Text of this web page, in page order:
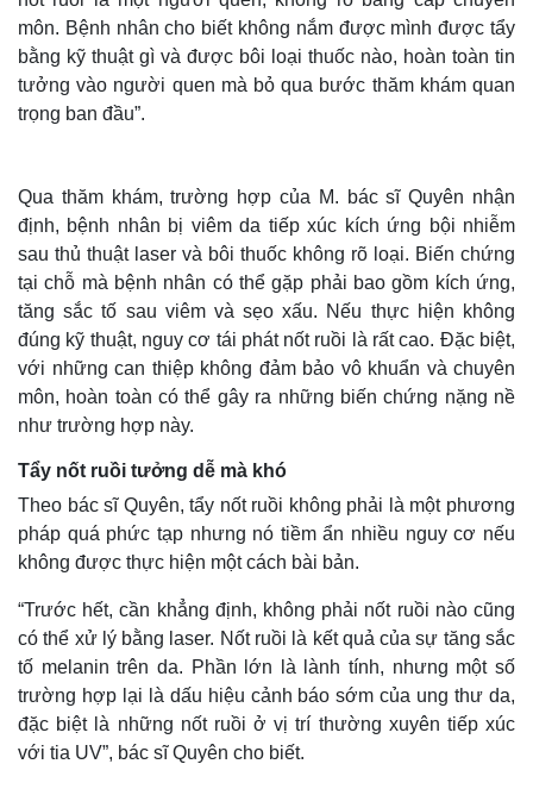
Thế giới
Cuộc sống đó đây
Multimedia
Infographic
môn. Bệnh nhân cho biết không nắm được mình được tẩy
bằng kỹ thuật gì và được bôi loại thuốc nào, hoàn toàn tin
tưởng vào người quen mà bỏ qua bước thăm khám quan
trọng ban đầu”.
Qua thăm khám, trường hợp của M. bác sĩ Quyên nhận
định, bệnh nhân bị viêm da tiếp xúc kích ứng bội nhiễm
sau thủ thuật laser và bôi thuốc không rõ loại. Biến chứng
tại chỗ mà bệnh nhân có thể gặp phải bao gồm kích ứng,
tăng sắc tố sau viêm và sẹo xấu. Nếu thực hiện không
đúng kỹ thuật, nguy cơ tái phát nốt ruồi là rất cao. Đặc biệt,
với những can thiệp không đảm bảo vô khuẩn và chuyên
môn, hoàn toàn có thể gây ra những biến chứng nặng nề
như trường hợp này.
Tẩy nốt ruồi tưởng dễ mà khó
Theo bác sĩ Quyên, tẩy nốt ruồi không phải là một phương
pháp quá phức tạp nhưng nó tiềm ẩn nhiều nguy cơ nếu
không được thực hiện một cách bài bản.
“Trước hết, cần khẳng định, không phải nốt ruồi nào cũng
có thể xử lý bằng laser. Nốt ruồi là kết quả của sự tăng sắc
tố melanin trên da. Phần lớn là lành tính, nhưng một số
trường hợp lại là dấu hiệu cảnh báo sớm của ung thư da,
đặc biệt là những nốt ruồi ở vị trí thường xuyên tiếp xúc
với tia UV”, bác sĩ Quyên cho biết.